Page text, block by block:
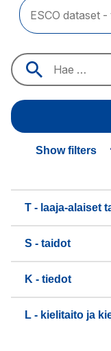
Show filters
T - laaja-alaiset
S - taidot
K - tiedot
L - kielitaito ja